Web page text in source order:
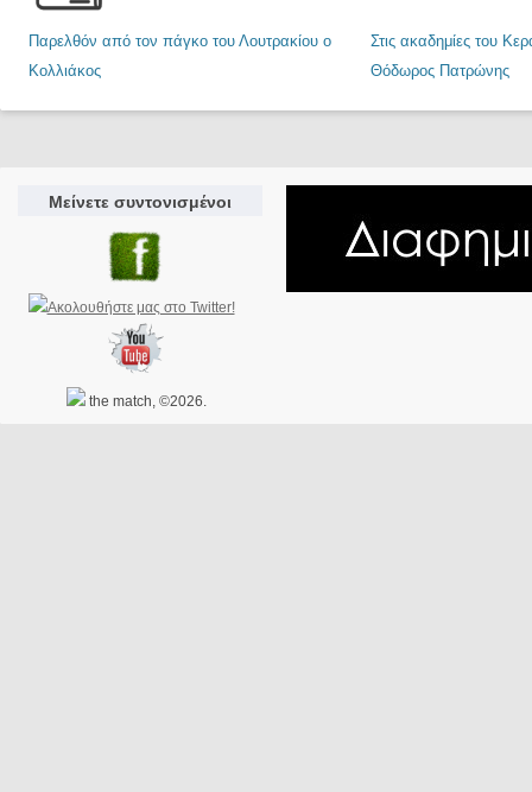
Παρελθόν από τον πάγκο του Λουτρακίου ο
Κολλιάκος
Στις ακαδημίες του
Θόδωρος Πατρώνης
Μείνετε συντονισμένοι
the match, ©2026.